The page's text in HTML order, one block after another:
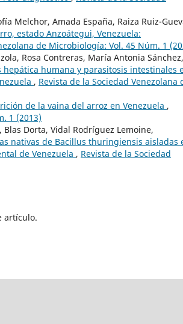
Melchor, Amada España, Raiza Ruiz-
estado Anzoátegui, Venezuela:
de Microbiología: Vol. 45 Núm. 1
Rosa Contreras, María Antonia Sánchez,
hepática humana y parasitosis intestinales
, Revista de la Sociedad Venezolana
de la vaina del arroz en Venezuela ,
1 (2013)
Blas Dorta, Vidal Rodríguez Lemoine,
nativas de Bacillus thuringiensis aisladas
de Venezuela , Revista de la Sociedad
artículo.